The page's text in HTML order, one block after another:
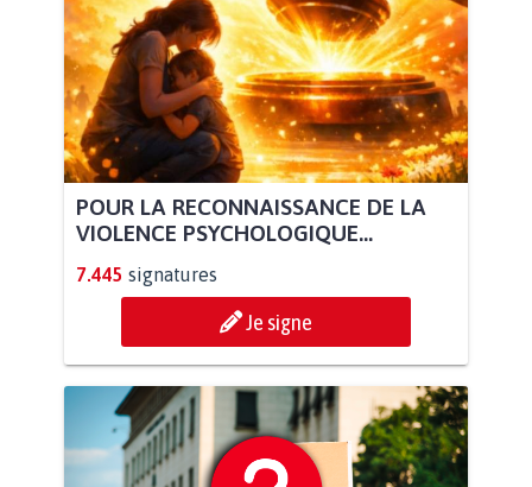
POUR LA RECONNAISSANCE DE LA
VIOLENCE PSYCHOLOGIQUE...
7.445 signatures
Je signe